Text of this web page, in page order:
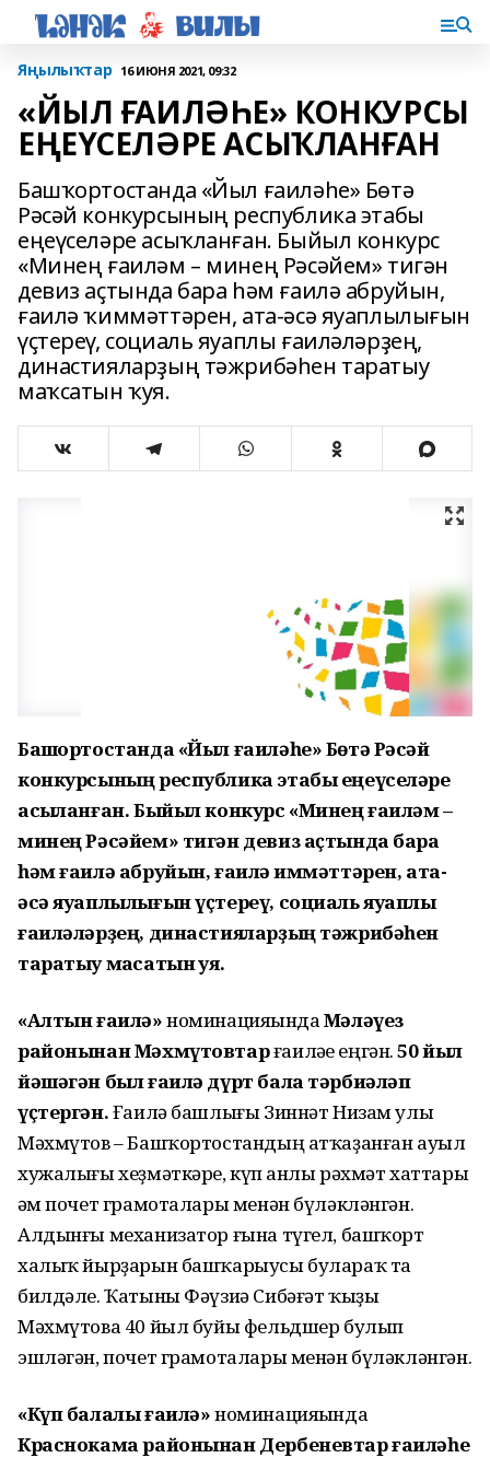
Яңылыҡтар 16 ИЮНЯ 2021, 09:32
«ЙЫЛ ҒАИЛӘҺЕ» КОНКУРСЫ
ЕҢЕҮСЕЛӘРЕ АСЫҠЛАНҒАН
Башҡортостанда «Йыл ғаиләһе» Бөтә
Рәсәй конкурсының республика этабы
еңеүселәре асыҡланған. Быйыл конкурс
«Минең ғаиләм – минең Рәсәйем» тигән
девиз аҫтында бара һәм ғаилә абруйын,
ғаилә ҡиммәттәрен, ата-әсә яуаплылығын
үҫтереү, социаль яуаплы ғаиләләрҙең,
династияларҙың тәжрибәһен таратыу
маҡсатын ҡуя.
Башҡортостанда «Йыл ғаиләһе» Бөтә Рәсәй
конкурсының республика этабы еңеүселәре
асыҡланған. Быйыл конкурс «Минең ғаиләм –
минең Рәсәйем» тигән девиз аҫтында бара
һәм ғаилә абруйын, ғаилә ҡиммәттәрен, ата-
әсә яуаплылығын үҫтереү, социаль яуаплы
ғаиләләрҙең, династияларҙың тәжрибәһен
таратыу маҡсатын ҡуя.
«Алтын ғаилә»номинацияһындаМәләүез
районынан Мәхмүтовтарғаиләһе еңгән.50 йыл
йәшәгән был ғаилә дүрт бала тәрбиәләп
үҫтергән.Ғаилә башлығы Зиннәт Низам улы
Мәхмүтов – Башҡортостандың атҡаҙанған ауыл
хужалығы хеҙмәткәре, күп һанлы рәхмәт хаттары
һәм почет грамоталары менән бүләкләнгән.
Алдынғы механизатор ғына түгел, башҡорт
халыҡ йырҙарын башҡарыусы булараҡ та
билдәле. Ҡатыны Фәүзиә Сибәғәт ҡыҙы
Мәхмүтова 40 йыл буйы фельдшер булып
эшләгән, почет грамоталары менән бүләкләнгән.
«Күп балалы ғаилә»номинацияһында
Краснокама районынанДербеневтар ғаиләһе